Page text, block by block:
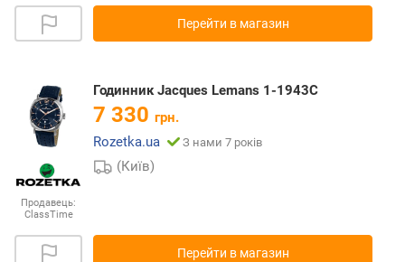
Перейти в магазин
Продавець:
ClassTime
Годинник Jacques Lemans 1-1943C
7 330 грн.
Rozetka.ua
З нами 7 років
(Київ)
Перейти в магазин